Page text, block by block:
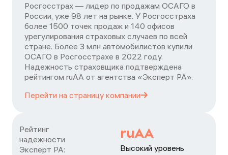
Росгосстрах — лидер по продажам ОСАГО в
России, уже 98 лет на рынке. У Росгосстраха
более 1500 точек продаж и 140 офисов
урегулирования страховых случаев по всей
стране. Более 3 млн автомобилистов купили
ОСАГО в Росгосстрахе в 2022 году.
Надежность страховщика подтверждена
рейтингом ruАА от агентства «Эксперт РА».
Перейти на страницу компании
Рейтинг
надежности
Эксперт РА:
ruAA
Высокий уровень